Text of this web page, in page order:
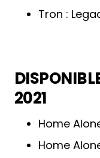
Tron :
2021
Home
Home